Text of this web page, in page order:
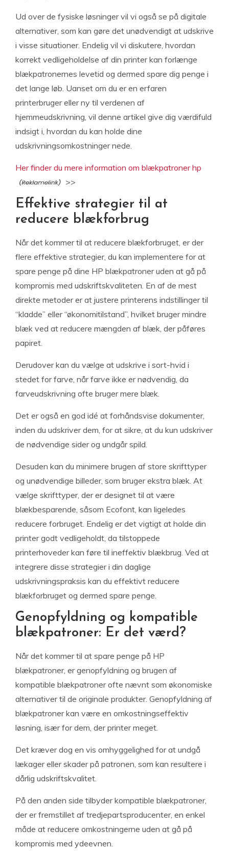
Ud over de fysiske løsninger vil vi også se på digitale
alternativer, som kan gøre det unødvendigt at udskrive
i visse situationer. Endelig vil vi diskutere, hvordan
korrekt vedligeholdelse af din printer kan forlænge
blækpatronernes levetid og dermed spare dig penge i
det lange løb. Uanset om du er en erfaren
printerbruger eller ny til verdenen af
hjemmeudskrivning, vil denne artikel give dig værdifuld
indsigt i, hvordan du kan holde dine
udskrivningsomkostninger nede.
Her finder du mere information om blækpatroner hp
>>
Effektive strategier til at
reducere blækforbrug
Når det kommer til at reducere blækforbruget, er der
flere effektive strategier, du kan implementere for at
spare penge på dine HP blækpatroner uden at gå på
kompromis med udskriftskvaliteten. En af de mest
direkte metoder er at justere printerens indstillinger til
“kladde” eller “økonomitilstand”, hvilket bruger mindre
blæk ved at reducere mængden af blæk, der påføres
papiret.
Derudover kan du vælge at udskrive i sort-hvid i
stedet for farve, når farve ikke er nødvendig, da
farveudskrivning ofte bruger mere blæk.
Det er også en god idé at forhåndsvise dokumenter,
inden du udskriver dem, for at sikre, at du kun udskriver
de nødvendige sider og undgår spild.
Desuden kan du minimere brugen af store skrifttyper
og unødvendige billeder, som bruger ekstra blæk. At
vælge skrifttyper, der er designet til at være
blækbesparende, såsom Ecofont, kan ligeledes
reducere forbruget. Endelig er det vigtigt at holde din
printer godt vedligeholdt, da tilstoppede
printerhoveder kan føre til ineffektiv blækbrug. Ved at
integrere disse strategier i din daglige
udskrivningspraksis kan du effektivt reducere
blækforbruget og dermed spare penge.
Genopfyldning og kompatible
blækpatroner: Er det værd?
Når det kommer til at spare penge på HP
blækpatroner, er genopfyldning og brugen af
kompatible blækpatroner ofte nævnt som økonomiske
alternativer til de originale produkter. Genopfyldning af
blækpatroner kan være en omkostningseffektiv
løsning, især for dem, der printer meget.
Det kræver dog en vis omhyggelighed for at undgå
lækager eller skader på patronen, som kan resultere i
dårlig udskriftskvalitet.
På den anden side tilbyder kompatible blækpatroner,
der er fremstillet af tredjepartsproducenter, en enkel
måde at reducere omkostningerne uden at gå på
kompromis med ydeevnen.